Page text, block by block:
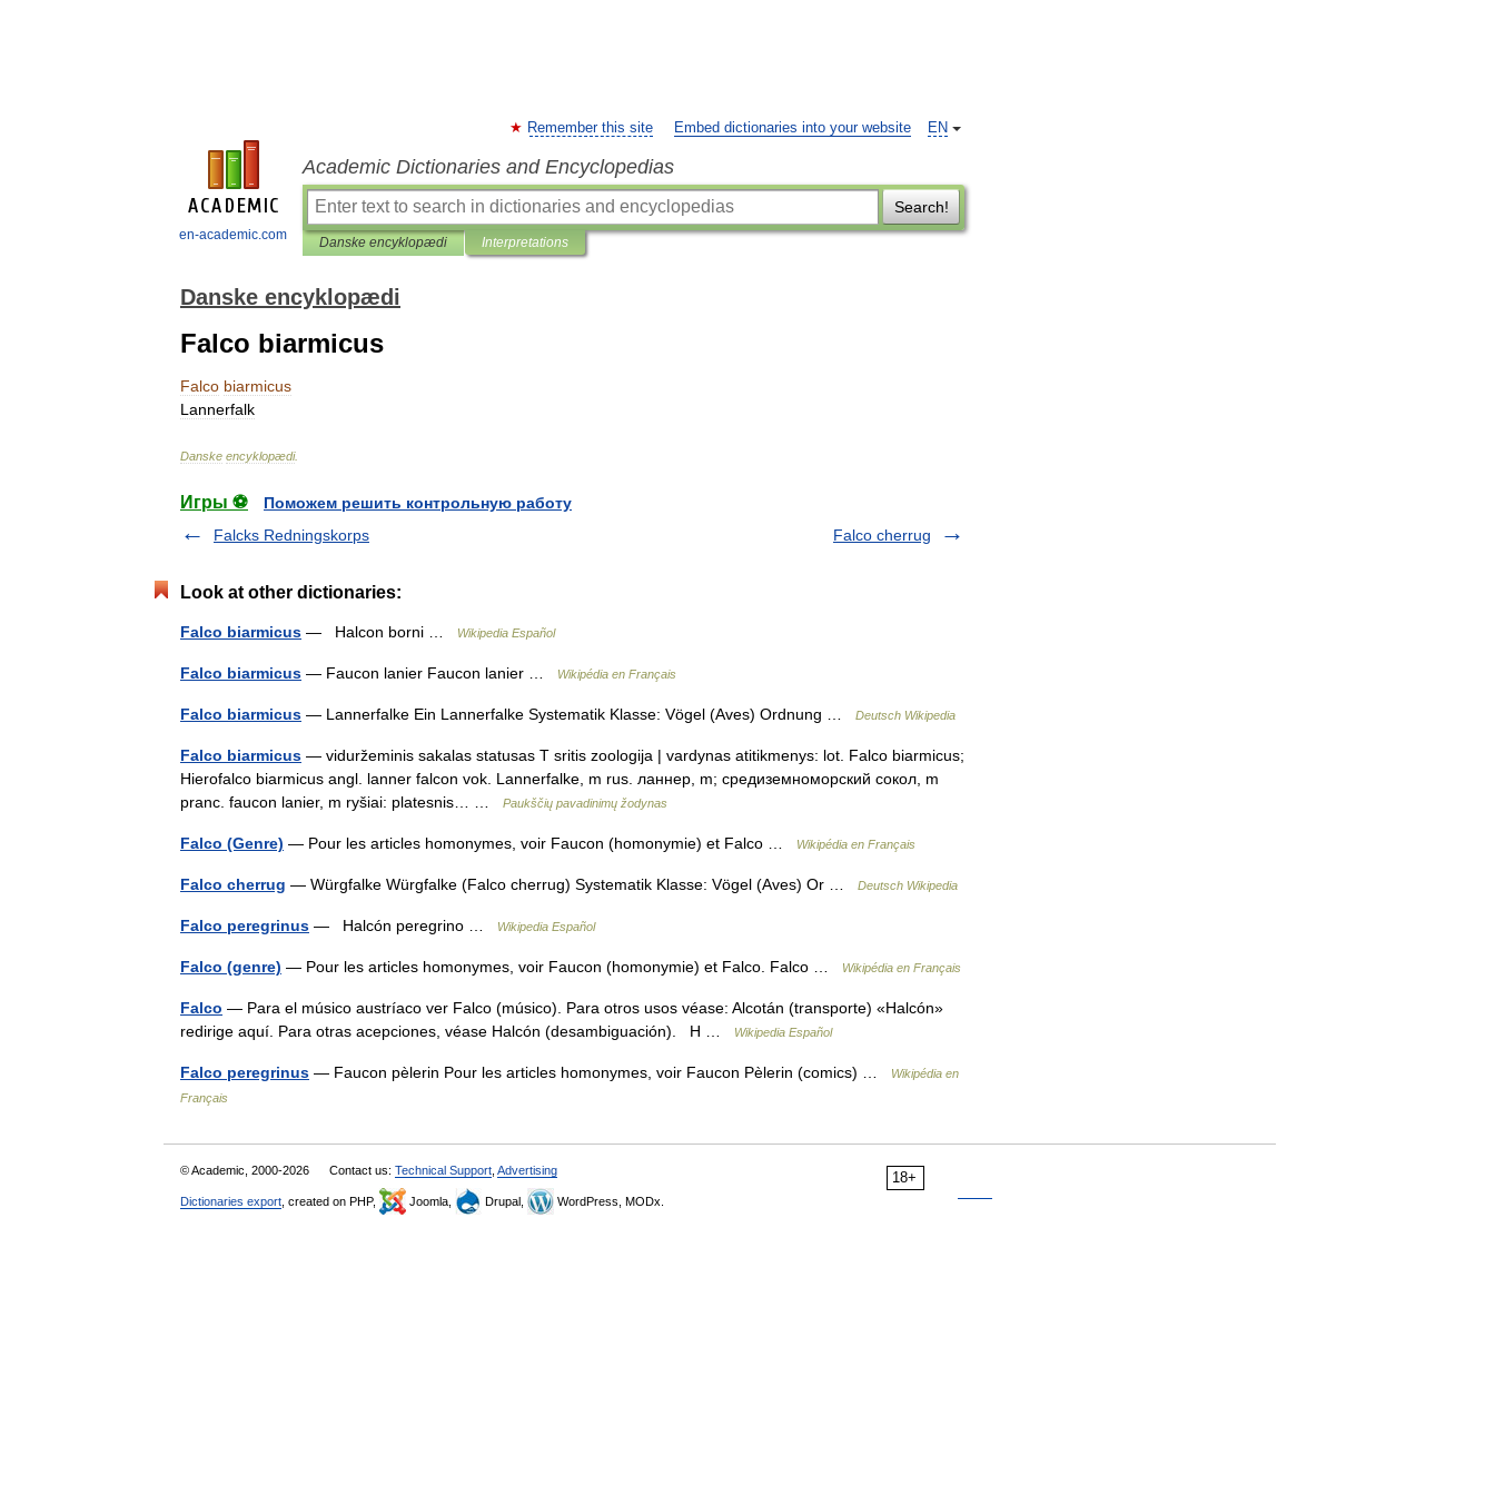
en-academic.com
EN
Remember this site Embed dictionaries into your website
Academic Dictionaries and Encyclopedias
Search!
Danske encyklopædi Interpretations
Danske encyklopædi
Falco biarmicus
Falco biarmicus
Lannerfalk
Danske encyklopædi.
Игры ⚽
Поможем решить контрольную работу
Falcks Redningskorps
Falco cherrug
Look at other dictionaries:
Falco biarmicus — Halcon borni … Wikipedia Español
Falco biarmicus — Faucon lanier Faucon lanier … Wikipédia en Français
Falco biarmicus — Lannerfalke Ein Lannerfalke Systematik Klasse: Vögel (Aves) Ordnung … Deutsch Wikipedia
Falco biarmicus — viduržeminis sakalas statusas T sritis zoologija | vardynas atitikmenys: lot. Falco biarmicus;
Hierofalco biarmicus angl. lanner falcon vok. Lannerfalke, m rus. ланнер, m; средиземноморский сокол, m
pranc. faucon lanier, m ryšiai: platesnis… …
Paukščių pavadinimų žodynas
Falco (Genre) — Pour les articles homonymes, voir Faucon (homonymie) et Falco … Wikipédia en Français
Falco cherrug — Würgfalke Würgfalke (Falco cherrug) Systematik Klasse: Vögel (Aves) Or … Deutsch Wikipedia
Falco peregrinus — Halcón peregrino … Wikipedia Español
Falco (genre) — Pour les articles homonymes, voir Faucon (homonymie) et Falco. Falco … Wikipédia en Français
Falco — Para el músico austríaco ver Falco (músico). Para otros usos véase: Alcotán (transporte) «Halcón»
redirige aquí. Para otras acepciones, véase Halcón (desambiguación). H …
Wikipedia Español
Falco peregrinus — Faucon pèlerin Pour les articles homonymes, voir Faucon Pèlerin (comics) …
Wikipédia en
Français
18+
© Academic, 2000-2026 Contact us: Technical Support Advertising
Dictionaries export , created on PHP, Joomla, Drupal, WordPress, MODx.